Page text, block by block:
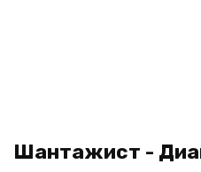
Шантажист -